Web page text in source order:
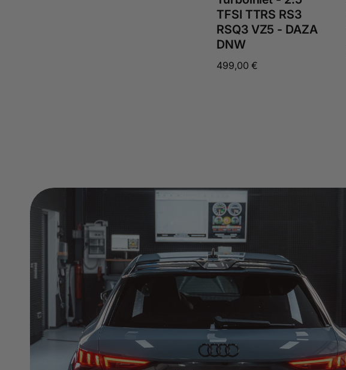
TFSI TTRS RS3
RSQ3 VZ5 - DAZA
DNW
Normaler
499,00 €